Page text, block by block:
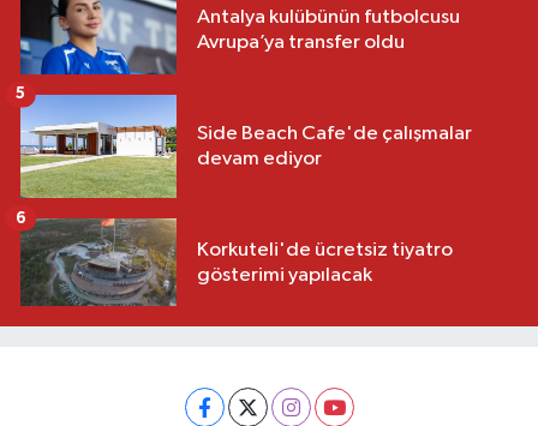
Antalya kulübünün futbolcusu
Avrupa’ya transfer oldu
Side Beach Cafe'de çalışmalar
devam ediyor
5
Korkuteli'de ücretsiz tiyatro
gösterimi yapılacak
6